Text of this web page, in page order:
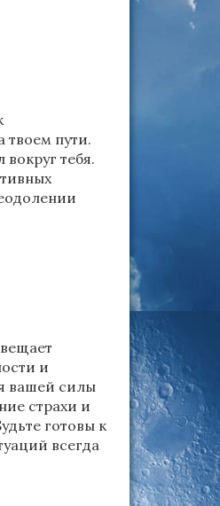
твоем пути.
тебя.
и
вашей силы
страхи и
готовы к
всегда